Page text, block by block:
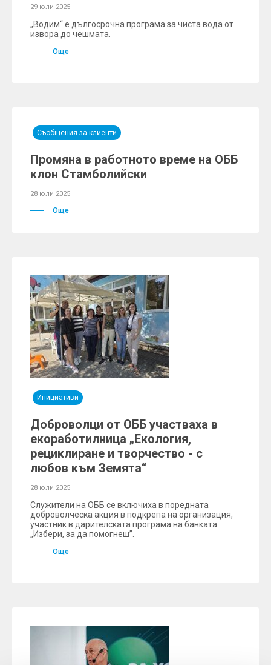
29 юли 2025
„Водим“ е дългосрочна програма за чиста вода от
извора до чешмата.
Още
Съобщения за клиенти
Промяна в работното време на ОББ
клон Стамболийски
28 юли 2025
Още
Инициативи
Доброволци от ОББ участваха в
екоработилница „Екология,
рециклиране и творчество - с
любов към Земята“
28 юли 2025
Служители на ОББ се включиха в поредната
доброволческа акция в подкрепа на организация,
участник в дарителската програма на банката
„Избери, за да помогнеш”.
Още